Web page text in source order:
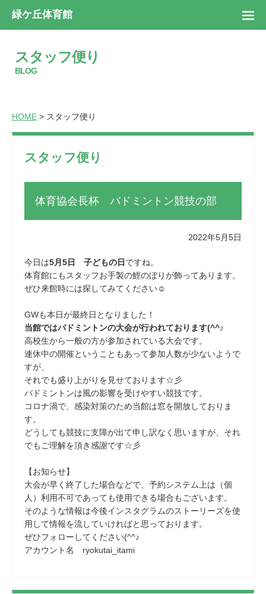
緑ケ丘体育館
スタッフ便り
BLOG
HOME > スタッフ便り
スタッフ便り
体育協会長杯 バドミントン競技の部
2022年5月5日
今日は5月5日 子どもの日 ですね。
体育館にもスタッフお手製の鯉のぼりが飾ってあります。
ぜひ来館時には探してみてください☺
GWも本日が最終日となりました！
当館ではバドミントンの大会が行われております(^^♪
高校生から一般の方が参加されている大会です。
連休中の開催ということもあって参加人数が少ないようで
すが、
それでも盛り上がりを見せております☆彡
バドミントンは風の影響を受けやすい競技です。
コロナ渦で、感染対策のため当館は窓を開放しておりま
す。
どうしても競技に支障が出て申し訳なく思いますが、それ
でもご理解を頂き感謝です☆彡
【お知らせ】
大会が早く終了した場合などで、予約システム上は（個
人）利用不可であっても使用できる場合もございます。
そのような情報は今後インスタグラムのストーリーズを使
用して情報を流していければと思っております。
ぜひフォローしてください(^^♪
アカウント名 ryokutai_itami